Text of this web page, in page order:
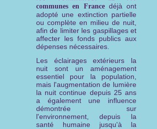
communes en France déjà ont
adopté une extinction partielle
ou complète en milieu de nuit,
afin de limiter les gaspillages et
affecter les fonds publics aux
dépenses nécessaires.
Les éclairages extérieurs la
nuit sont un aménagement
essentiel pour la population,
mais l'augmentation de lumière
la nuit continue depuis 25 ans
a également une influence
démontrée sur
l'environnement, depuis la
santé humaine jusqu'à la